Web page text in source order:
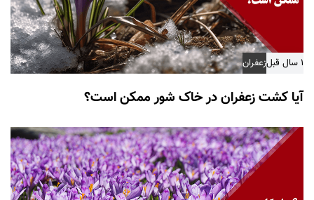
۱ سال قبل زعفران
آیا کشت زعفران در خاک شور ممکن است؟